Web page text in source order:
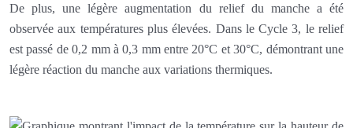
De plus, une légère augmentation du relief du manche a été
observée aux températures plus élevées. Dans le Cycle 3, le relief
est passé de 0,2 mm à 0,3 mm entre 20°C et 30°C, démontrant une
légère réaction du manche aux variations thermiques.